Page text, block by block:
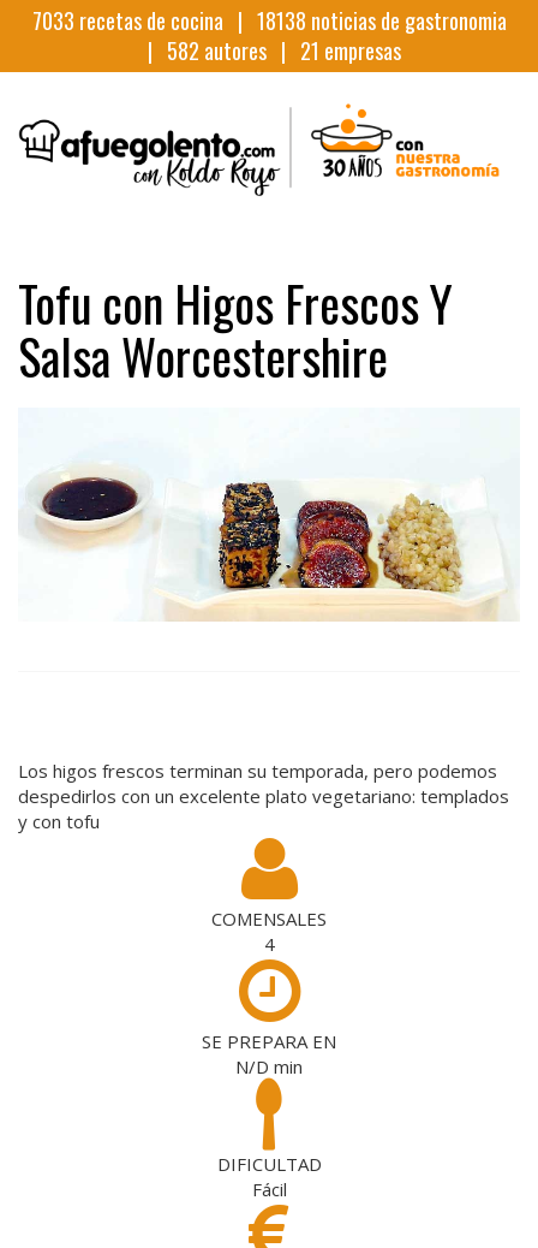
7033 recetas de cocina | 18138 noticias de gastronomia
| 582 autores | 21 empresas
Tofu con Higos Frescos Y
Salsa Worcestershire
Los higos frescos terminan su temporada, pero podemos
despedirlos con un excelente plato vegetariano: templados
y con tofu
COMENSALES
4
SE PREPARA EN
N/D min
DIFICULTAD
Fácil